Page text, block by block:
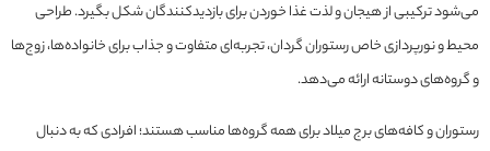
می‌شود ترکیبی از هیجان و لذت غذا خوردن برای بازدیدکنندگان شکل بگیرد. طراحی
محیط و نورپردازی خاص رستوران گردان، تجربه‌ای متفاوت و جذاب برای خانواده‌ها، زوج‌ها
و گروه‌های دوستانه ارائه می‌دهد.
رستوران و کافه‌های برج میلاد برای همه گروه‌ها مناسب هستند؛ افرادی که به دنبال